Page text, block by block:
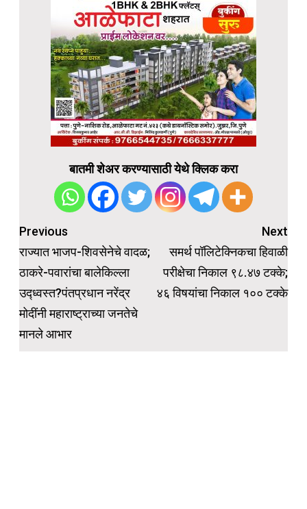
बातमी शेअर करण्यासाठी येथे क्लिक करा
Post
navigation
Previous
राज्यात भाजप-शिवसेनेचे वादळ;
ठाकरे-पवारांचा बालेकिल्ला
उद्ध्वस्त?पंतप्रधान नरेंद्र
मोदींनी महाराष्ट्राच्या जनतेचे
मानले आभार
Next
समर्थ पॉलिटेक्निकचा हिवाळी
परीक्षेचा निकाल ९८.४७ टक्के;
४६ विषयांचा निकाल १०० टक्के